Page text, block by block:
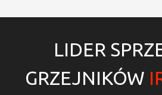
LIDER
GRZEJNIKÓW